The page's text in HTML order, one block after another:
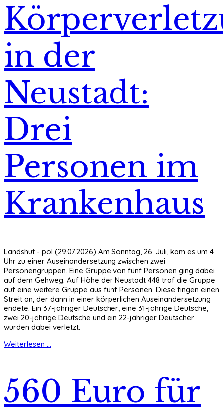
in der
Neustadt:
Drei
Personen im
Krankenhaus
Landshut - pol (29.07.2026) Am Sonntag, 26. Juli, kam es um 4
Uhr zu einer Auseinandersetzung zwischen zwei
Personengruppen. Eine Gruppe von fünf Personen ging dabei
auf dem Gehweg. Auf Höhe der Neustadt 448 traf die Gruppe
auf eine weitere Gruppe aus fünf Personen. Diese fingen einen
Streit an, der dann in einer körperlichen Auseinandersetzung
endete. Ein 37-jähriger Deutscher, eine 31-jährige Deutsche,
zwei 20-jährige Deutsche und ein 22-jähriger Deutscher
wurden dabei verletzt.
Weiterlesen ...
560 Euro für